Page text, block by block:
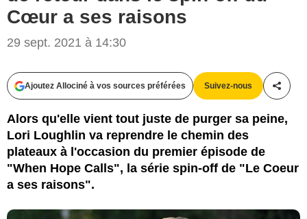
Cœur a ses raisons
29 sept. 2021 à 14:30
Ajoutez Allociné à vos sources préférées Suivez-nous
Alors qu'elle vient tout juste de purger sa peine,
Lori Loughlin va reprendre le chemin des
plateaux à l'occasion du premier épisode de
"When Hope Calls", la série spin-off de "Le Coeur
a ses raisons".